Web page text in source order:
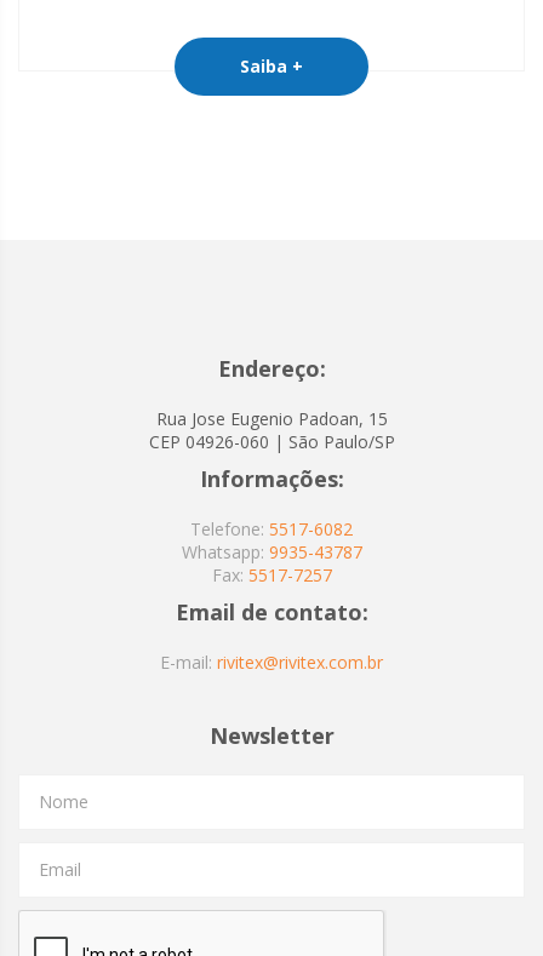
Saiba +
Endereço:
Rua Jose Eugenio Padoan, 15
CEP 04926-060 | São Paulo/SP
Informações:
Telefone: 5517-6082
Whatsapp: 9935-43787
Fax: 5517-7257
Email de contato:
E-mail: rivitex@rivitex.com.br
Newsletter
Nome
Email